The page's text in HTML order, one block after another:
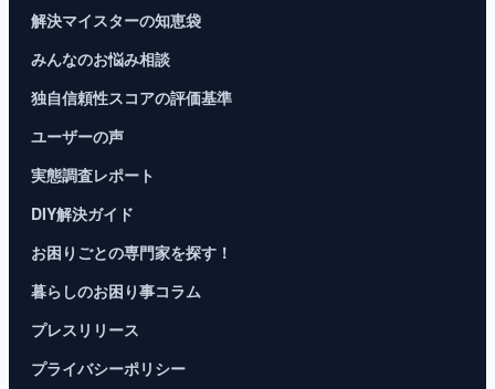
解決マイスターの知恵袋
みんなのお悩み相談
独自信頼性スコアの評価基準
ユーザーの声
実態調査レポート
DIY解決ガイド
お困りごとの専門家を探す！
暮らしのお困り事コラム
プレスリリース
プライバシーポリシー